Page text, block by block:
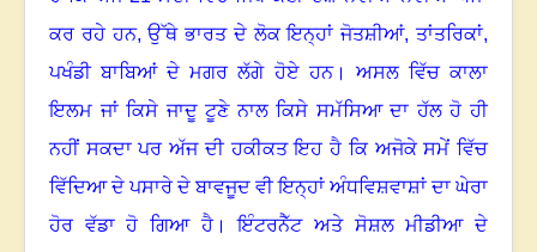
ਕਰ ਰਹੇ ਹਨ,ਉੱਥੇ ਭਾਰਤ ਦੇ ਲੋਕ ਇਨ੍ਹਾਂ ਜੋਤਸ਼ੀਆਂ,ਤਾਂਤਰਿਕਾਂ,
ਪਖੰਡੀ ਬਾਬਿਆਂ ਦੇ ਮਗਰ ਲੱਗੇ ਹੋਏ ਹਨ। ਅਸਲ ਵਿੱਚ ਕਾਲਾ
ਇਲਮ ਜਾਂ ਕਿਸੇ ਜਾਦੂ ਟੂਣੇ ਨਾਲ ਕਿਸੇ ਸਮੱਸਿਆ ਦਾ ਹੱਲ ਹੋ ਹੀ
ਨਹੀਂ ਸਕਦਾ ਪਰ ਅੱਜ ਦੀ ਹਕੀਕਤ ਇਹ ਹੈ ਕਿ ਅਜੋਕੇ ਸਮੇਂ ਵਿੱਚ
ਵਿੱਦਿਆ ਦੇ ਪਸਾਰੇ ਦੇ ਬਾਵਜੂਦ ਵੀ ਇਨ੍ਹਾਂ ਅੰਧਵਿਸ਼ਵਾਸ਼ਾਂ ਦਾ ਘੇਰਾ
ਹੋਰ ਵੱਡਾ ਹੋ ਗਿਆ ਹੈ। ਇੰਟਰਨੈੱਟ ਅਤੇ ਸੋਸ਼ਲ ਮੀਡੀਆ ਦੇ